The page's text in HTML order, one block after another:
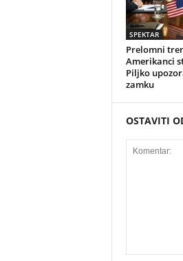
SPEKTAR
Prelomni
Amerikanci
Piljko
zamku
OSTAVITI